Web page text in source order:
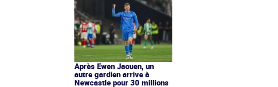
Après Ewen Jaouen, un
autre gardien arrive à
Newcastle pour 30 millions